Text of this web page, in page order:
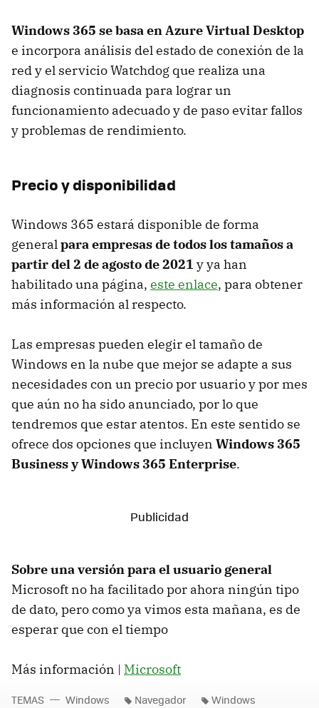
Windows 365 se basa en Azure Virtual Desktop
e incorpora análisis del estado de conexión de la
red y el servicio Watchdog que realiza una
diagnosis continuada para lograr un
funcionamiento adecuado y de paso evitar fallos
y problemas de rendimiento.
Precio y disponibilidad
Windows 365 estará disponible de forma
generalpara empresas de todos los tamaños a
partir del 2 de agosto de 2021 y ya han
habilitado una página, este enlace, para obtener
más información al respecto.
Las empresas pueden elegir el tamaño de
Windows en la nube que mejor se adapte a sus
necesidades con un precio por usuario y por mes
que aún no ha sido anunciado, por lo que
tendremos que estar atentos. En este sentido se
ofrece dos opciones que incluyen Windows 365
Business y Windows 365 Enterprise.
Sobre una versión para el usuario general
Microsoft no ha facilitado por ahora ningún tipo
de dato, pero como ya vimos esta mañana, es de
esperar que con el tiempo
Más información | Microsoft
TEMAS Windows Navegador Windows